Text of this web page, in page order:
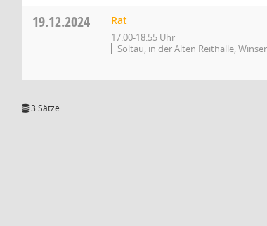
19.12.2024 Rat
17:00-18:55 Uhr
Soltau, in der Alten Reithalle,
3 Sätze